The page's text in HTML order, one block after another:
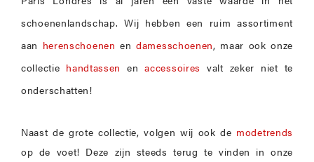
schoenenlandschap. Wij hebben een ruim assortiment
aan herenschoenen endamesschoenen, maar ook onze
collectie handtassen enaccessoires valt zeker niet te
onderschatten!
Naast de grote collectie, volgen wij ook de modetrends
op de voet! Deze zijn steeds terug te vinden in onze